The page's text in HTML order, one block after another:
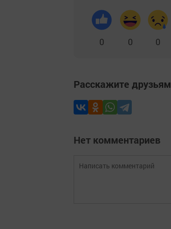
0 0 0
Расскажите друзьям
Нет комментариев